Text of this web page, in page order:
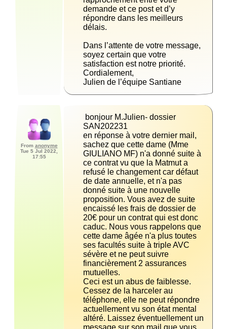
demande et ce post et d’y
répondre dans les meilleurs
Dans l’attente de votre message,
soyez certain que votre
Julien de l’équipe Santiane
From anonyme
Tue 5 Jul 2022,
17:55
en réponse à votre dernier mail,
sachez que cette dame (Mme
GIULIANO MF) n'a donné suite à
ce contrat vu que la Matmut a
refusé le changement car défaut
de date annuelle, et n'a pas
donné suite à une nouvelle
proposition. Vous avez de suite
encaissé les frais de dossier de
20€ pour un contrat qui est donc
caduc. Nous vous rappelons que
cette dame âgée n'a plus toutes
ses facultés suite à triple AVC
sévère et ne peut suivre
financièrement 2 assurances
Ceci est un abus de faiblesse.
Cessez de la harceler au
téléphone, elle ne peut répondre
actuellement vu son état mental
altéré. Laissez éventuellement un